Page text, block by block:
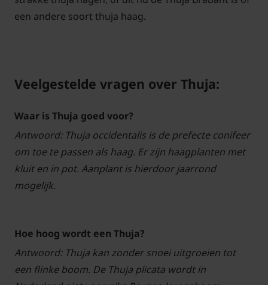
een andere soort thuja haag.
Veelgestelde vragen over Thuja:
Waar is Thuja goed voor?
Antwoord: Thuja occidentalis is de prefecte conifeer
om toe te passen als haag. Er zijn haagplanten met
kluit en in pot. Aanplant is hierdoor jaarrond
mogelijk.
Hoe hoog wordt een Thuja?
Antwoord: Thuja kan zonder snoei uitgroeien tot
een flinke boom. De Thuja plicata wordt in